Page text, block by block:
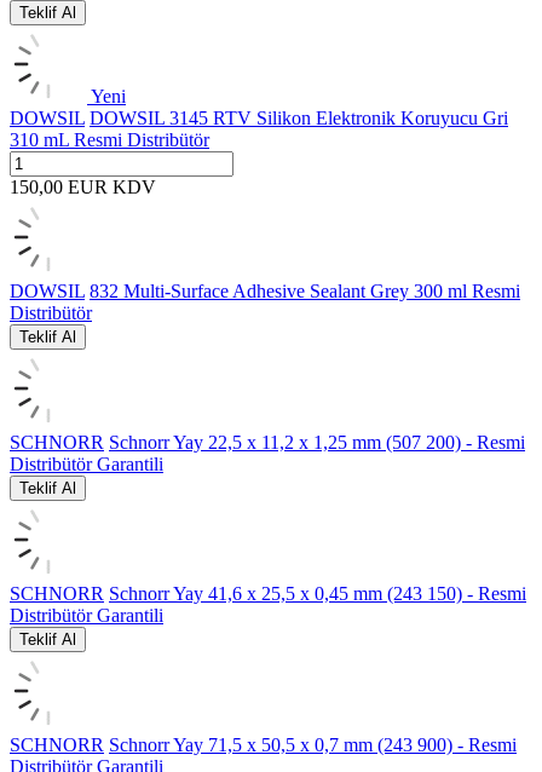
Teklif Al
Yeni
DOWSIL DOWSIL 3145 RTV Silikon Elektronik Koruyucu Gri
310 mL Resmi Distribütör
150,00 EUR KDV
DOWSIL 832 Multi-Surface Adhesive Sealant Grey 300 ml Resmi
Distribütör
Teklif Al
SCHNORR Schnorr Yay 22,5 x 11,2 x 1,25 mm (507 200) - Resmi
Distribütör Garantili
Teklif Al
SCHNORR Schnorr Yay 41,6 x 25,5 x 0,45 mm (243 150) - Resmi
Distribütör Garantili
Teklif Al
SCHNORR Schnorr Yay 71,5 x 50,5 x 0,7 mm (243 900) - Resmi
Distribütör Garantili